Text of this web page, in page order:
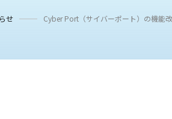
せ Cyber Port（サイバーポート）の機能